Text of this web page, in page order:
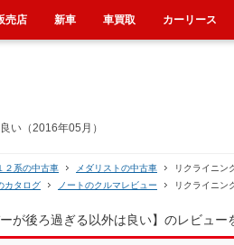
い（2016年05月）
２系の中古車 メダリストの中古車
リクライニン
カタログ ノートのクルマレビュー リクライニン
が後ろ過ぎる以外は良い】のレビュー
売店 新車 車買取 カーリース